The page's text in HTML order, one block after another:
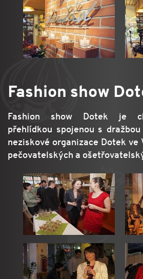
Fashion show
Fashion show Dotek je
přehlídkou spojenou s
neziskové organizace Dotek
pečovatelských a